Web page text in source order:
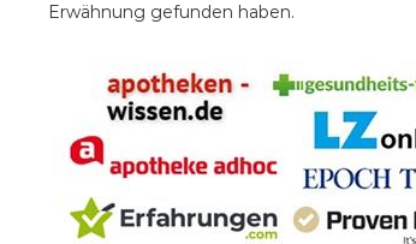
Erwähnung gefunden haben.